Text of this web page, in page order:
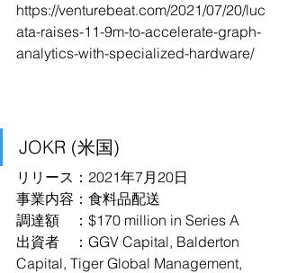
https://venturebeat.com/2021/07/20/luc
ata-raises-11-9m-to-accelerate-graph-
analytics-with-specialized-hardware/
JOKR (米国)
リリース：2021年7月20日
事業内容：食料品配送
調達額　：$170 million in Series A
出資者　：GGV Capital, Balderton
Capital, Tiger Global Management,